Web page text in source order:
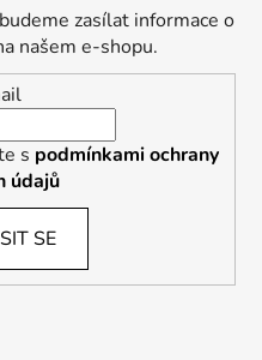
zasílat informace o
našem e-shopu.
s podmínkami ochrany
údajů
SE